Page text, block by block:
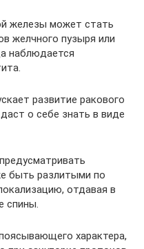
железы может стать
желчного пузыря или
наблюдается
развитие ракового
о себе знать в виде
быть разлитыми по
отдавая в
спины.
характера,